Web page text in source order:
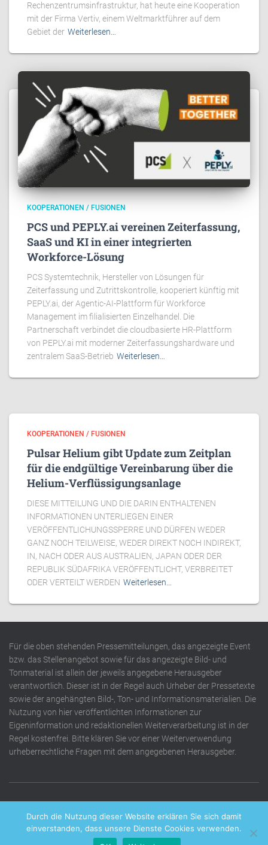
Rechenzentrumsinfrastruktur, hat heute eine Kooperation
mit der Firma Vertiv, einem Weltmarktführer auf dem
Gebiet der Weiterlesen…
KOOPERATIONEN / FUSIONEN
PCS und PEPLY.ai vereinen Zeiterfassung,
SaaS und KI in einer integrierten
Workforce-Lösung
PCS Systemtechnik, Hersteller von Lösungen für
Zeiterfassung und Zutrittskontrolle, kooperiert künftig mit
PEPLY.ai, der Agentic-AI-Plattform für Workforce
Management im filialisierten Einzelhandel. Die
Partnerschaft verbindet die cloudbasierte HR-Plattform
von PEPLY.ai mit moderner Zeiterfassungshardware und
zentralem SaaS-Betrieb Weiterlesen…
KOOPERATIONEN / FUSIONEN
Pulsar Helium gibt Update zum Zeitplan
für die endgültige Vereinbarung über die
Helium-Verflüssigungsanlage
DIESE MITTEILUNG UND DIE DARIN ENTHALTENEN
INFORMATIONEN UNTERLIEGEN EINER
VERÖFFENTLICHUNGSSPERRE UND DÜRFEN WEDER
GANZ NOCH TEILWEISE, WEDER DIREKT NOCH INDIREKT,
IN, NACH ODER AUS AUSTRALIEN, JAPAN ODER DER
REPUBLIK SÜDAFRIKA VERÖFFENTLICHT, VERBREITET
ODER VERTEILT WERDEN Weiterlesen…
Für die oben stehenden Pressemitteilungen, das angezeigte Event
bzw. das Stellenangebot sowie für das angezeigte Bild- und
Tonmaterial ist allein der jeweils angegebene Herausgeber
verantwortlich. Dieser ist in der Regel auch Urheber der Pressetexte
sowie der angehängten Bild-, Ton- und Informationsmaterialien. Die
Nutzung von hier veröffentlichten Informationen zur
Eigeninformation und redaktionellen Weiterverarbeitung ist in der
Regel kostenfrei. Bitte klären Sie vor einer Weiterverwendung
urheberrechtliche Fragen mit dem angegebenen Herausgeber.
Durch die Nutzung dieser Website erklären Sie sich damit
einverstanden, dass unsere Dienste Cookies verwenden.